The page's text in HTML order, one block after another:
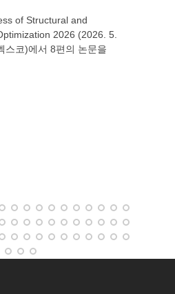
of Structural and
2026 (2026. 5.
스코)에서 8편의 논문을